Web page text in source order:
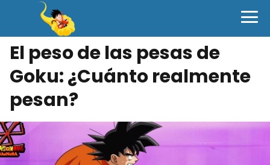
El peso de las pesas de
Goku: ¿Cuánto realmente
pesan?